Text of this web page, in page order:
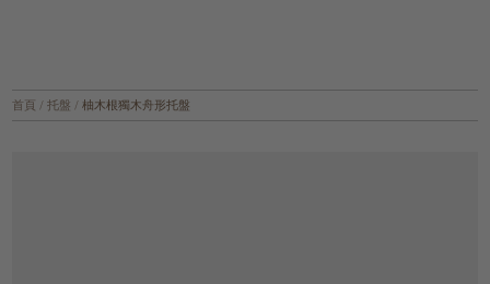
首頁 / 托盤 / 柚木根獨木舟形托盤